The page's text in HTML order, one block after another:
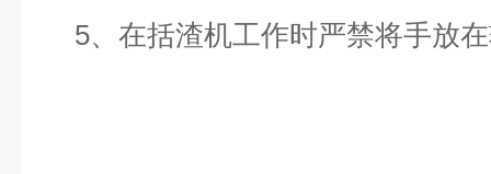
5、在括渣机工作时严禁将手放